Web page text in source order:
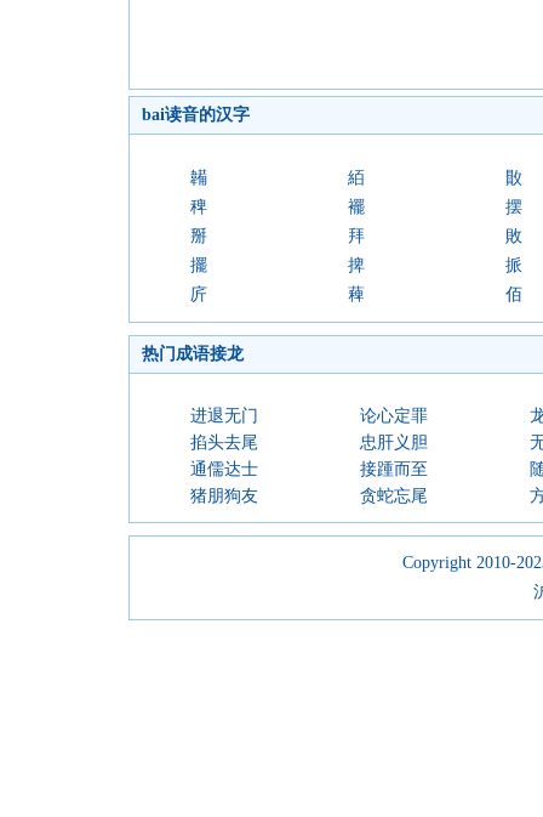
bai读音的汉字
韛 絔
贁
稗
襬
摆
掰
拜
敗
擺
捭
挀
庍
薭 佰
热门成语接龙
进退无门 论心定罪
掐头去尾
忠肝义胆
通儒达士
接踵而至
猪朋狗友
贪蛇忘尾
Copyright 2010-